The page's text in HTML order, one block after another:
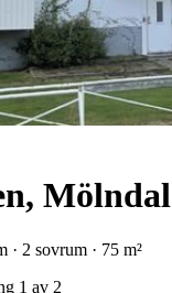
Mölndal
· 2 sovrum · 75 m²
1 av 2